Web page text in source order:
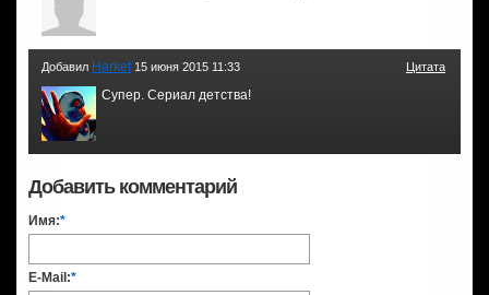
Добавил Harket15 июня 2015 11:33 Цитата
Супер. Сериал детства!
Добавить комментарий
Имя:*
E-Mail:*